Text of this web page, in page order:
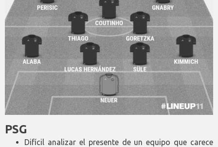
PSG
Difícil analizar el presente de un equipo que carece